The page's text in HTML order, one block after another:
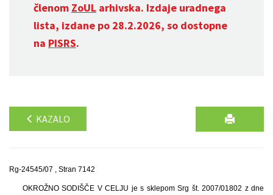
členom ZoUL arhivska. Izdaje uradnega
lista, izdane po 28.2.2026, so dostopne
na PISRS.
KAZALO
Rg-24545/07 , Stran 7142
OKROŽNO SODIŠČE V CELJU je s sklepom Srg št. 2007/01802 z dne